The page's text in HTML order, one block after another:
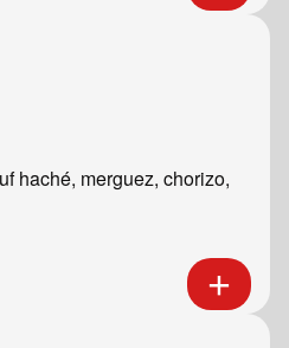
haché, merguez, chorizo,